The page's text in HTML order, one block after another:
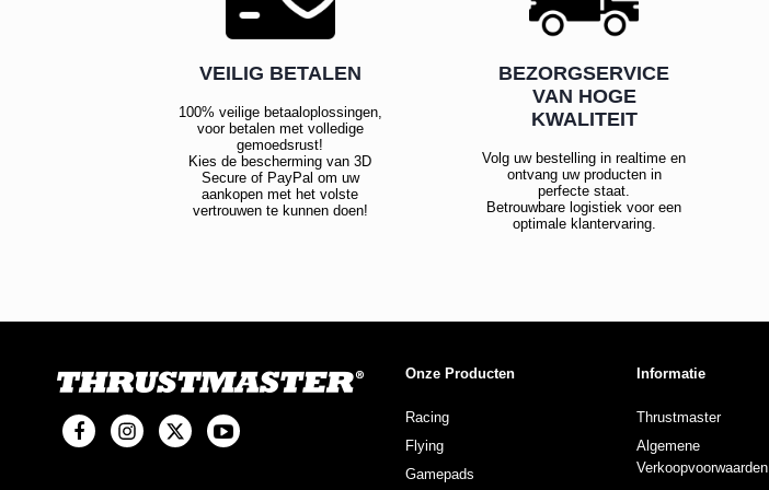
VEILIG BETALEN
100% veilige betaaloplossingen,
voor betalen met volledige
gemoedsrust!
Kies de bescherming van 3D
Secure of PayPal om uw
aankopen met het volste
vertrouwen te kunnen doen!
BEZORGSERVICE
VAN HOGE
KWALITEIT
Volg uw bestelling in realtime en
ontvang uw producten in
perfecte staat.
Betrouwbare logistiek voor een
optimale klantervaring.
Onze Producten
Racing
Flying
Gamepads
Informatie
Thrustmaster
Algemene
Verkoopvoorwaarden